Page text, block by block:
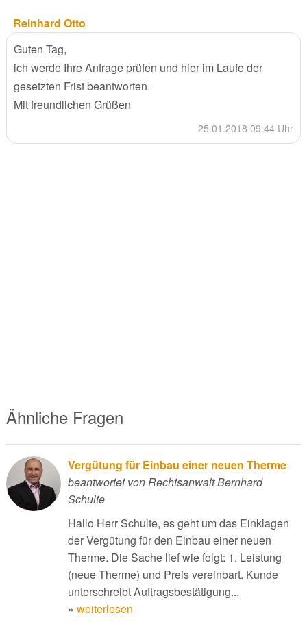
Reinhard Otto
Guten Tag,
ich werde Ihre Anfrage prüfen und hier im Laufe der
gesetzten Frist beantworten.
Mit freundlichen Grüßen
25.01.2018 09:44 Uhr
Ähnliche Fragen
Vergütung für Einbau einer neuen Therme
beantwortet von Rechtsanwalt Bernhard
Schulte
Hallo Herr Schulte, es geht um das Einklagen
der Vergütung für den Einbau einer neuen
Therme. Die Sache lief wie folgt: 1. Leistung
(neue Therme) und Preis vereinbart. Kunde
unterschreibt Auftragsbestätigung...
» weiterlesen